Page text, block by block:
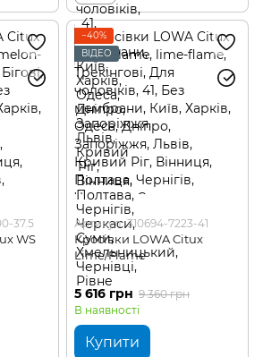
37.5
WS
−40%
ВІДЕО
Артикул: 310694-7223-41
Кросівки LOWA Citux
Lime/Flame
5 616 грн 9 360 грн
В наявності
Купити